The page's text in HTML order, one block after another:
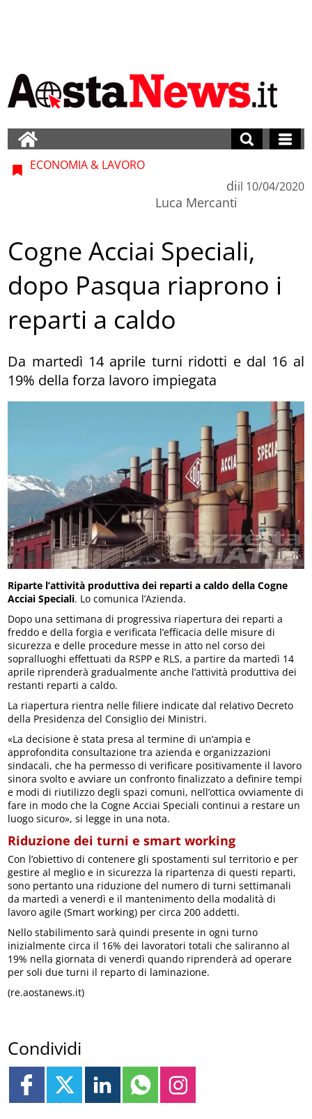
ECONOMIA & LAVORO
di
Luca Mercanti
il 10/04/2020
Cogne Acciai Speciali,
dopo Pasqua riaprono i
reparti a caldo
Da martedì 14 aprile turni ridotti e dal 16 al
19% della forza lavoro impiegata
Riparte l’attività produttiva dei reparti a caldo della Cogne
Acciai Speciali. Lo comunica l’Azienda.
Dopo una settimana di progressiva riapertura dei reparti a
freddo e della forgia e verificata l’efficacia delle misure di
sicurezza e delle procedure messe in atto nel corso dei
sopralluoghi effettuati da RSPP e RLS, a partire da martedì 14
aprile riprenderà gradualmente anche l’attività produttiva dei
restanti reparti a caldo.
La riapertura rientra nelle filiere indicate dal relativo Decreto
della Presidenza del Consiglio dei Ministri.
«La decisione è stata presa al termine di un’ampia e
approfondita consultazione tra azienda e organizzazioni
sindacali, che ha permesso di verificare positivamente il lavoro
sinora svolto e avviare un confronto finalizzato a definire tempi
e modi di riutilizzo degli spazi comuni, nell’ottica ovviamente di
fare in modo che la Cogne Acciai Speciali continui a restare un
luogo sicuro», si legge in una nota.
Riduzione dei turni e smart working
Con l’obiettivo di contenere gli spostamenti sul territorio e per
gestire al meglio e in sicurezza la ripartenza di questi reparti,
sono pertanto una riduzione del numero di turni settimanali
da martedì a venerdì e il mantenimento della modalità di
lavoro agile (Smart working) per circa 200 addetti.
Nello stabilimento sarà quindi presente in ogni turno
inizialmente circa il 16% dei lavoratori totali che saliranno al
19% nella giornata di venerdì quando riprenderà ad operare
per soli due turni il reparto di laminazione.
(re.aostanews.it)
Condividi